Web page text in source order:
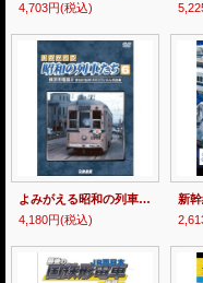
4,703円(税込)
よみがえる昭和の列車たち6 横浜市電篇2 ~長谷川弘和 8ミリフィルム作品集~【DVD】
4,180円(税込)